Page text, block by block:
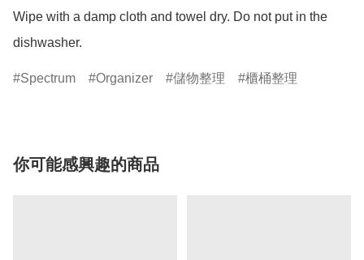
Wipe with a damp cloth and towel dry. Do not put in the
dishwasher.
Spectrum Organizer 儲物整理 櫃桶整理
你可能感興趣的商品